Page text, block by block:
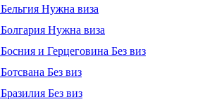
Бельгия Нужна виза
Болгария Нужна виза
Босния и Герцеговина Без виз
Ботсвана Без виз
Бразилия Без виз